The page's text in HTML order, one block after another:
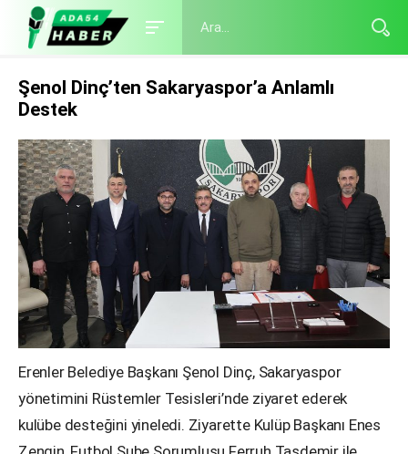
Şenol Dinç’ten Sakaryaspor’a Anlamlı
Destek
Erenler Belediye Başkanı Şenol Dinç, Sakaryaspor
yönetimini Rüstemler Tesisleri’nde ziyaret ederek
kulübe desteğini yineledi. Ziyarette Kulüp Başkanı Enes